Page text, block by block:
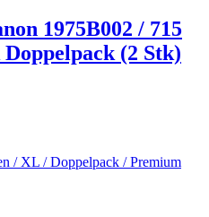
1975B002 / 715
(2 Stk)
/ XL / Doppelpack / Premium